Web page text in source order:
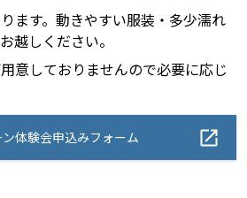
ます。動きやすい服装・多少濡れ
越しください。
意しておりませんので必要に応じ
体験会申込みフォーム